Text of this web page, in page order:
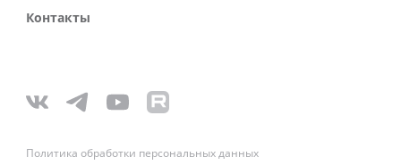
Контакты
Политика обработки персональных данных